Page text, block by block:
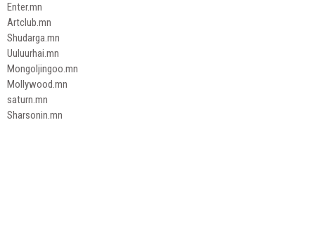
Enter.mn
Artclub.mn
Shudarga.mn
Uuluurhai.mn
Mongoljingoo.mn
Mollywood.mn
saturn.mn
Sharsonin.mn